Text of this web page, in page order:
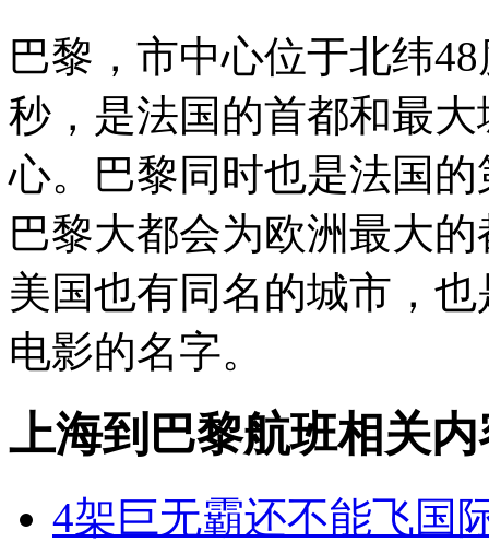
巴黎，市中心位于北纬
秒，是法国的首都和最
心。巴黎同时也是法国
巴黎大都会为欧洲最大
美国也有同名的城市，
电影的名字。
上海到巴黎航班相关内
4架巨无霸还不能飞国